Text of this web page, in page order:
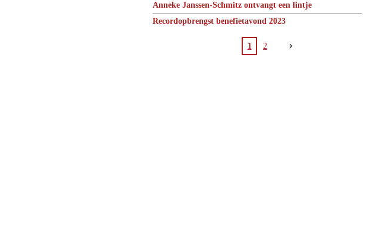
Anneke Janssen-Schmitz ontvangt een lintje
Recordopbrengst benefietavond 2023
1 2